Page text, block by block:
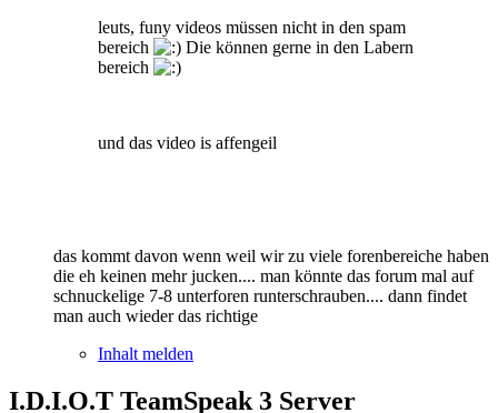
leuts, funy videos müssen nicht in den spam
bereich
Die können gerne in den Labern
bereich
und das video is affengeil
das kommt davon wenn weil wir zu viele forenbereiche haben
die eh keinen mehr jucken.... man könnte das forum mal auf
schnuckelige 7-8 unterforen runterschrauben.... dann findet
man auch wieder das richtige
Inhalt melden
I.D.I.O.T TeamSpeak 3 Server